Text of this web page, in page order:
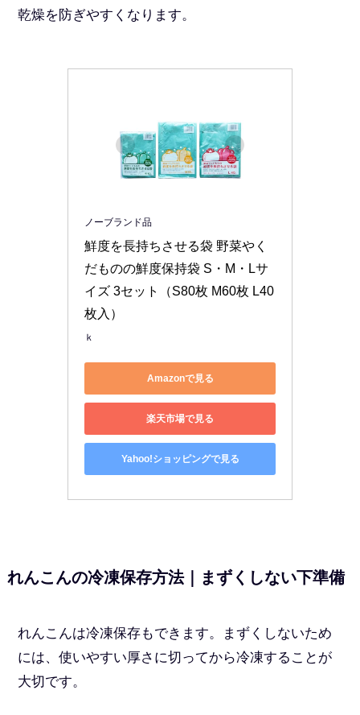
乾燥を防ぎやすくなります。
ノーブランド品
鮮度を長持ちさせる袋 野菜やく
だものの鮮度保持袋 S・M・Lサ
イズ 3セット（S80枚 M60枚 L40
枚入）
ｋ
Amazonで見る
楽天市場で見る
Yahoo!ショッピングで見る
れんこんの冷凍保存方法｜まずくしない下準備
れんこんは冷凍保存もできます。まずくしないため
には、使いやすい厚さに切ってから冷凍することが
大切です。